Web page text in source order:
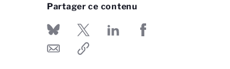
Partager ce contenu